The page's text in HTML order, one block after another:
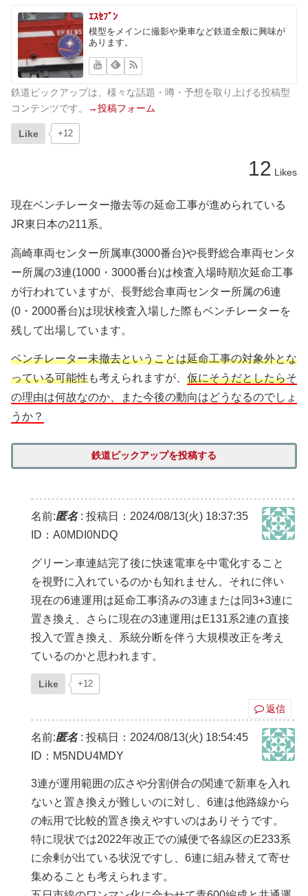
ｴｽｾﾌﾞﾝ
模型をメインに撮影や乗車など鉄道全般に興味が
あります。
鉄道ピックアップは、様々な話題・噂・予想を取り上げる投稿型
コンテンツです。
→投稿フォーム
Like +12
12 Likes
現在ベンチレーター撤去等の延命工事が進められている
JR東日本の211系。
高崎車両センター所属車(3000番台)や長野総合車両センタ
ー所属の3連(1000・3000番台)は検査入場時順次延命工事
が行われていますが、長野総合車両センター所属の6連
(0・2000番台)は現状検査入場した際もベンチレーターを
残して出場しています。
ベンチレーター未撤去ということは延命工事の対象外とな
っている可能性も考えられますが、 仮にそうだとしたらそ
の理由は何故なのか、また今後の動向はどうなるのでしょ
うか？
鉄道ピックアップを投稿する
名前:匿名: 投稿日：2024/08/13(火) 18:37:35
ID：A0MDI0NDQ
グリーン車連結完了後に快速電車を中電化すること
を視野に入れているのかも知れません。それに伴い
現在の6連運用は延命工事済みの3連または同3+3連に
置き換え、さらに現在の3連運用はE131系2連の直接
投入で置き換え、系統分断を伴う大規模改正を考え
ているのかと思われます。
Like +12
返信
名前:匿名: 投稿日：2024/08/13(火) 18:54:45
ID：M5NDU4MDY
3連が運用範囲の広さや分割併合の関連で新車を入れ
ないと置き換えが難しいのに対し、6連は他路線から
の転用で比較的置き換えやすいのはありそうです。
特に現状では2022年改正での減便で各線区のE233系
に余剰が出ている状況ですし、6連に組み替えて寄せ
集めることも考えられます。